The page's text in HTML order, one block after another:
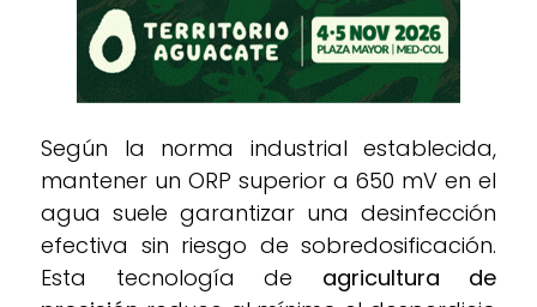
Según la norma industrial establecida,
mantener un ORP superior a 650 mV en el
agua suele garantizar una desinfección
efectiva sin riesgo de sobredosificación.
Esta tecnología de agricultura de